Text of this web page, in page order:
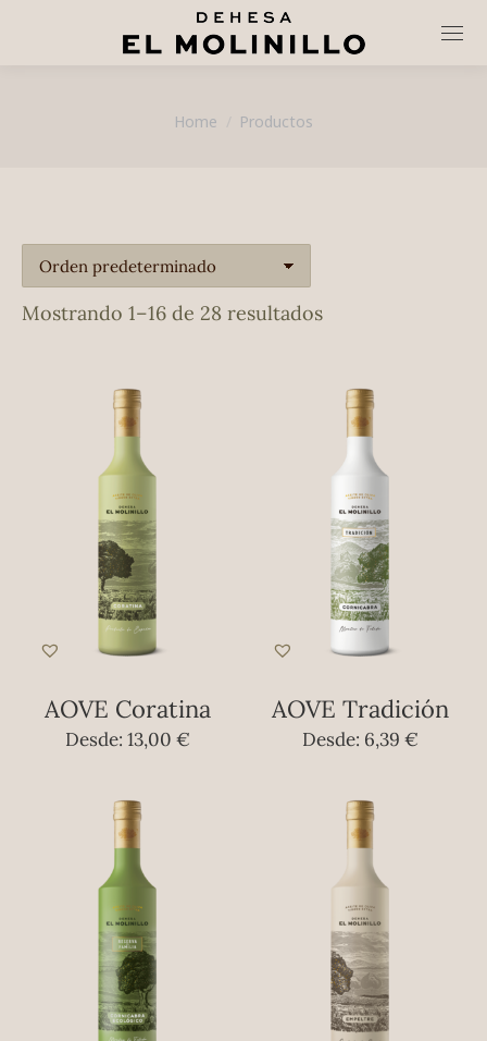
You are here:
Home Productos
Mostrando 1–16 de 28 resultados
AOVE Coratina
Desde: 13,00 €
AOVE Tradición
Desde: 6,39 €